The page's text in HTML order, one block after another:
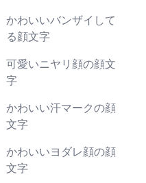
かわいいバンザイして
る顔文字
可愛いニヤリ顔の顔文
字
かわいい汗マークの顔
文字
かわいいヨダレ顔の顔
文字